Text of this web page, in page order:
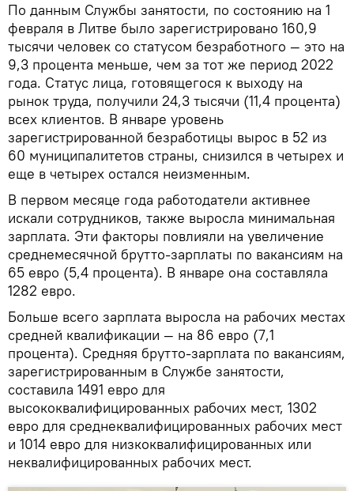
По данным Службы занятости, по состоянию на 1
февраля в Литве было зарегистрировано 160,9
тысячи человек со статусом безработного — это на
9,3 процента меньше, чем за тот же период 2022
года. Статус лица, готовящегося к выходу на
рынок труда, получили 24,3 тысячи (11,4 процента)
всех клиентов. В январе уровень
зарегистрированной безработицы вырос в 52 из
60 муниципалитетов страны, снизился в четырех и
еще в четырех остался неизменным.
В первом месяце года работодатели активнее
искали сотрудников, также выросла минимальная
зарплата. Эти факторы повлияли на увеличение
среднемесячной брутто-зарплаты по вакансиям на
65 евро (5,4 процента). В январе она составляла
1282 евро.
Больше всего зарплата выросла на рабочих местах
средней квалификации — на 86 евро (7,1
процента). Средняя брутто-зарплата по вакансиям,
зарегистрированным в Службе занятости,
составила 1491 евро для
высококвалифицированных рабочих мест, 1302
евро для среднеквалифицированных рабочих мест
и 1014 евро для низкоквалифицированных или
неквалифицированных рабочих мест.